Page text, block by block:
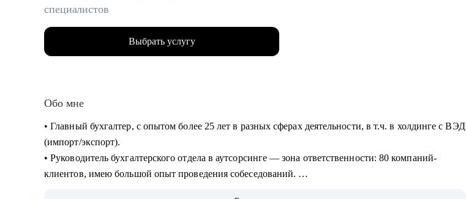
специалистов
Выбрать услугу
Обо мне
• Главный бухгалтер, с опытом более 25 лет в разных сферах деятельности, в т.ч. в холдинге с ВЭД
(импорт/экспорт).
• Руководитель бухгалтерского отдела в аутсорсинге — зона ответственности: 80 компаний-
клиентов, имею большой опыт проведения собеседований.